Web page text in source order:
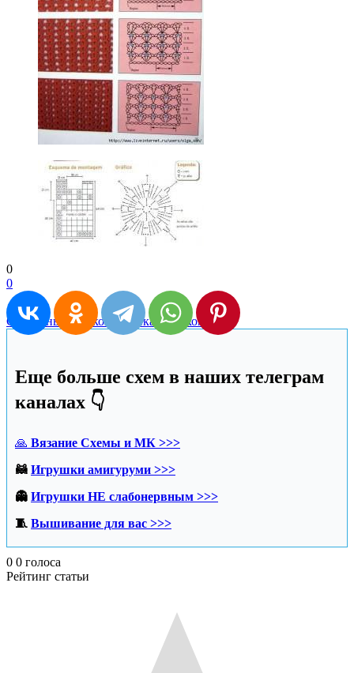
0
0
Сарафаны крючком Туника крючком
Еще больше схем в наших телеграм
каналах 👇
🙏 Вязание Схемы и МК >>>
🦝 Игрушки амигуруми >>>
👻 Игрушки НЕ слабонервным >>>
🧵 Вышивание для вас >>>
0 0 голоса
Рейтинг статьи